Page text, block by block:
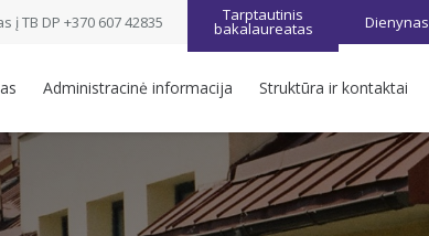
į TB DP +370 607 42835 Tarptautinis
bakalaureatas Dienynas
Administracinė informacija Struktūra ir kontaktai